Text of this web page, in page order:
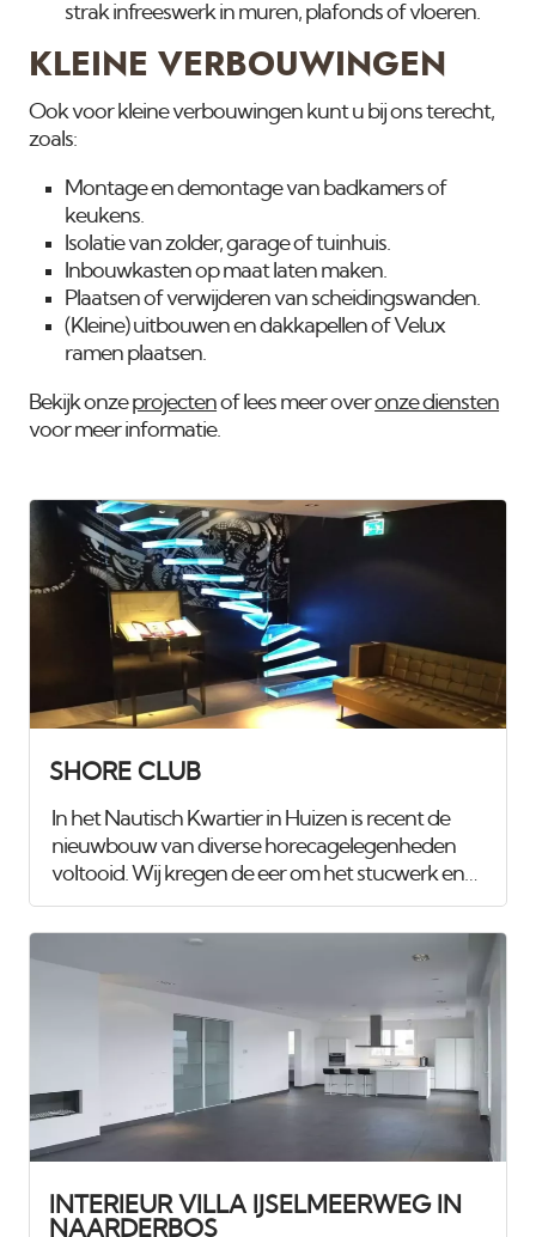
strak infreeswerk in muren, plafonds of vloeren.
KLEINE VERBOUWINGEN
Ook voor kleine verbouwingen kunt u bij ons terecht,
zoals:
Montage en demontage van badkamers of
keukens.
Isolatie van zolder, garage of tuinhuis.
Inbouwkasten op maat laten maken.
Plaatsen of verwijderen van scheidingswanden.
(Kleine) uitbouwen en dakkapellen of Velux
ramen plaatsen.
Bekijk onzeprojectenof lees meer overonze diensten
voor meer informatie.
SHORE CLUB
In het Nautisch Kwartier in Huizen is recent de
nieuwbouw van diverse horecagelegenheden
voltooid. Wij kregen de eer om het stucwerk en
spuitwerk van maar liefst 1.100 m², verdeeld over
drie etages, te verzorgen. Voor het
club/restaurant hebben we gebruik gemaakt van
het innovatieve Diamant pleister van Knauf, een
stucmortel die vele malen sterker is dan de
gangbare materialen. Dit zorgt voor extra
duurzaamheid en weerstand. Uiteraard hebben
we alles afgewerkt met een hoogwaardige, goed
reinigbare buitenkwaliteit muurverf, om de
ruimtes
INTERIEUR VILLA IJSELMEERWEG IN
NAARDERBOS